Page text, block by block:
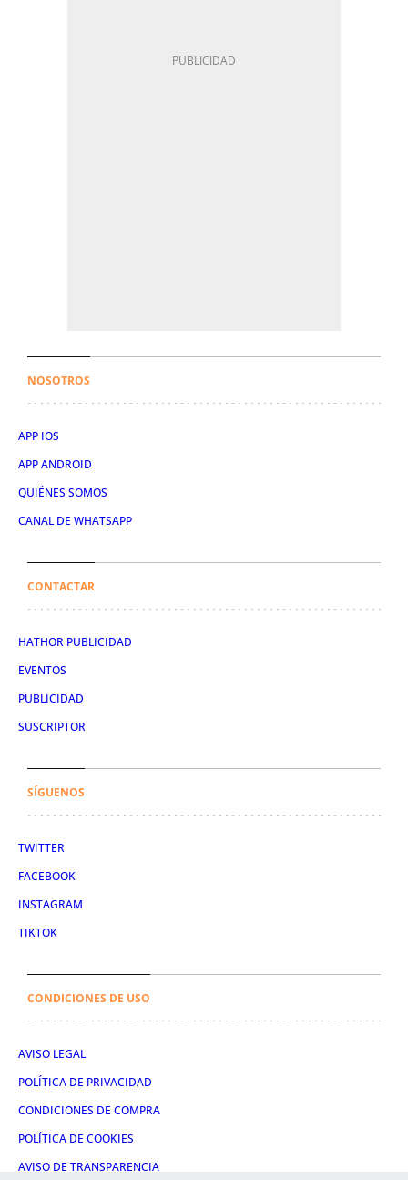
NOSOTROS
APP IOS
APP ANDROID
QUIÉNES SOMOS
CANAL DE WHATSAPP
CONTACTAR
HATHOR PUBLICIDAD
EVENTOS
PUBLICIDAD
SUSCRIPTOR
SÍGUENOS
TWITTER
FACEBOOK
INSTAGRAM
TIKTOK
CONDICIONES DE USO
AVISO LEGAL
POLÍTICA DE PRIVACIDAD
CONDICIONES DE COMPRA
POLÍTICA DE COOKIES
AVISO DE TRANSPARENCIA